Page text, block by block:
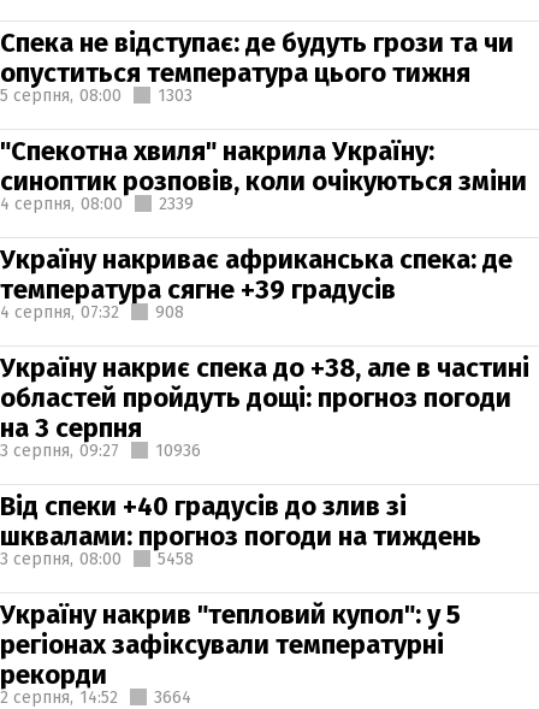
Спека не відступає: де будуть грози та чи
опуститься температура цього тижня
5 серпня, 08:00 1303
"Спекотна хвиля" накрила Україну:
синоптик розповів, коли очікуються зміни
4 серпня, 08:00 2339
Україну накриває африканська спека: де
температура сягне +39 градусів
4 серпня, 07:32 908
Україну накриє спека до +38, але в частині
областей пройдуть дощі: прогноз погоди
на 3 серпня
3 серпня, 09:27 10936
Від спеки +40 градусів до злив зі
шквалами: прогноз погоди на тиждень
3 серпня, 08:00 5458
Україну накрив "тепловий купол": у 5
регіонах зафіксували температурні
рекорди
2 серпня, 14:52 3664